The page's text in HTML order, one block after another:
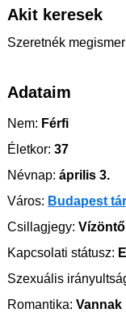
Akit keresek
Szeretnék
Adataim
Nem: Férfi
Életkor: 37
Névnap: április 3.
Város: Budapest
Csillagjegy: Vízöntő
Kapcsolati státusz:
Szexuális
Romantika: Vannak